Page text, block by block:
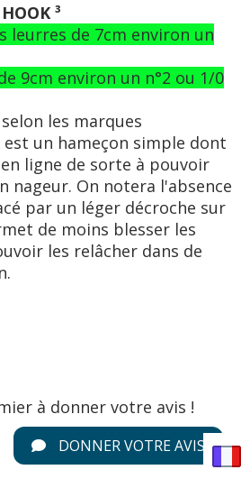
³
leurres de 7cm environ un
9cm environ un n°2 ou 1/0
les marques
est un hameçon simple dont
ligne de sorte à pouvoir
nageur. On notera l'absence
par un léger décroche sur
de moins blesser les
les relâcher dans de
à donner votre avis !
DONNER VOTRE AVIS